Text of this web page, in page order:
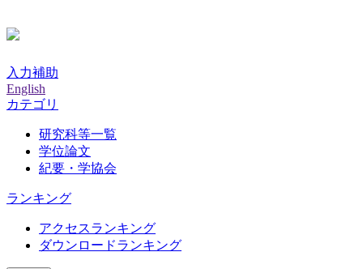
入力補助
English
カテゴリ
研究科等一覧
学位論文
紀要・学協会
ランキング
アクセスランキング
ダウンロードランキング